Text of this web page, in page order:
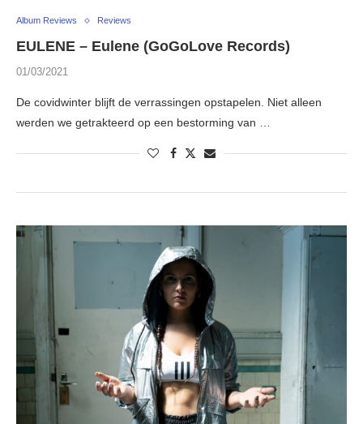
Album Reviews Reviews
EULENE – Eulene (GoGoLove Records)
01/03/2021
De covidwinter blijft de verrassingen opstapelen. Niet alleen
werden we getrakteerd op een bestorming van …